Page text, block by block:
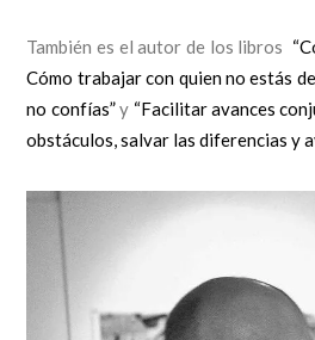
También es el autor de los libros
Cómo trabajar con quien no estás
no confías”y “Facilitar avances
obstáculos, salvar las diferencias y